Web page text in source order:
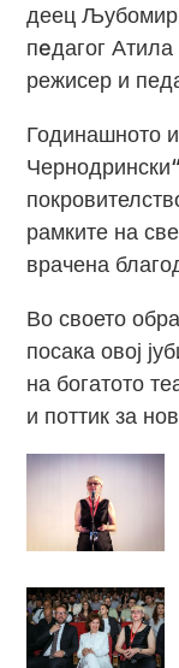
деец Љубомир
пeдагог
режисер и
Годинашното
рамките на
врачена
Во своето
посака овој
на богатото
и поттик за